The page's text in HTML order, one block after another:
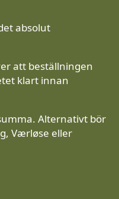
absolut
att beställningen
klart innan
Alternativt bör
Værløse eller